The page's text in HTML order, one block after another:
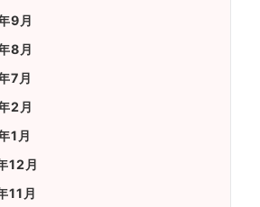
9月
8月
7月
2月
1月
12月
11月